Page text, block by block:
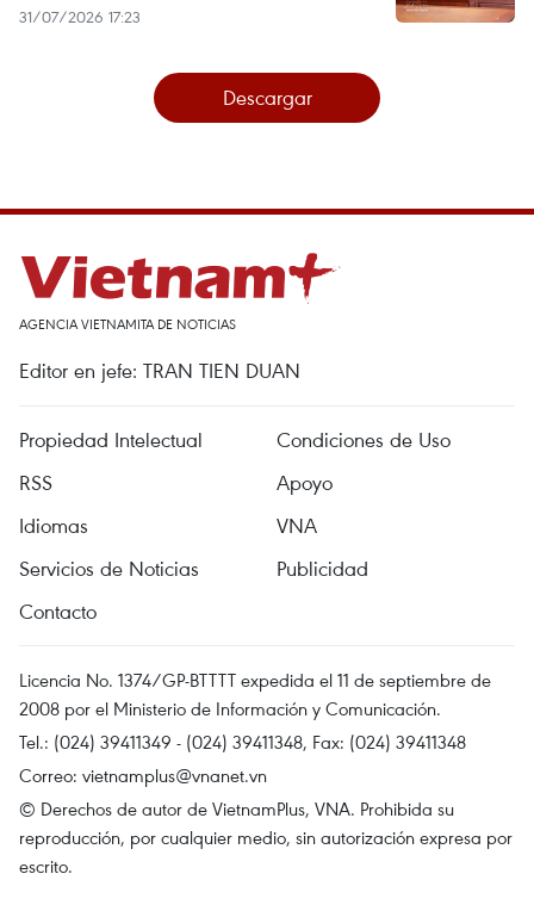
31/07/2026 17:23
Descargar
AGENCIA VIETNAMITA DE NOTICIAS
Editor en jefe: TRAN TIEN DUAN
Propiedad Intelectual
Condiciones de Uso
RSS
Apoyo
Idiomas
VNA
Servicios de Noticias
Publicidad
Contacto
Licencia No. 1374/GP-BTTTT expedida el 11 de septiembre de
2008 por el Ministerio de Información y Comunicación.
Tel.: (024) 39411349 - (024) 39411348, Fax: (024) 39411348
Correo: vietnamplus@vnanet.vn
© Derechos de autor de VietnamPlus, VNA. Prohibida su
reproducción, por cualquier medio, sin autorización expresa por
escrito.